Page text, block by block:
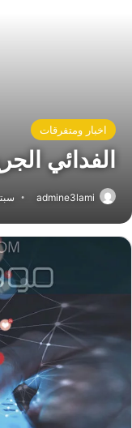
اخبار ومتفرقات
الفدائي
admine3lami سبتمبر